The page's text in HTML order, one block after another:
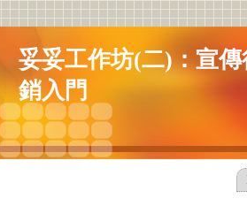
妥妥工作坊(二)：宣
銷入門